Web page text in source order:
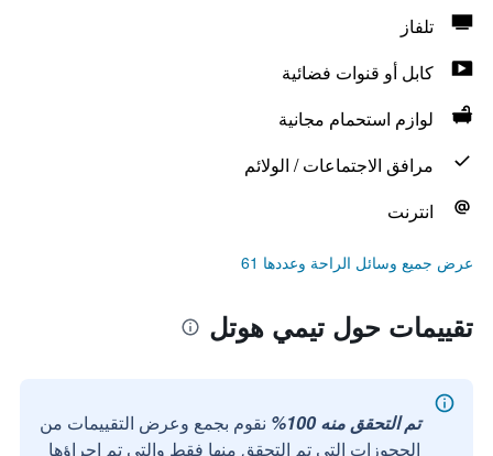
تلفاز
كابل أو قنوات فضائية
لوازم استحمام مجانية
مرافق الاجتماعات / الولائم
انترنت
عرض جميع وسائل الراحة وعددها 61
تقييمات حول تيمي هوتل
تم التحقق منه 100%
نقوم بجمع وعرض التقييمات من
الحجوزات التي تم التحقق منها فقط والتي تم إجراؤها